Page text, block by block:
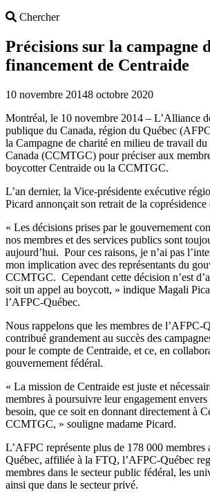
ChercherSearch
Précisions sur la campagne
financement de Centraide
10 novembre 20148 octobre 2020
Montréal, le 10 novembre 2014 – L’Alliance
publique du Canada, région du Québec
la Campagne de charité en milieu de travail
Canada (CCMTGC) pour préciser aux
boycotter Centraide ou la CCMTGC.
L’an dernier, la Vice-présidente exécutive
Picard annonçait son retrait de la
« Les décisions prises par le gouvernement
nos membres et des services publics sont
aujourd’hui. Pour ces raisons, je n’ai pas
mon implication avec des représentants du
CCMTGC. Cependant cette décision n’est
soit un appel au boycott, » indique Magali
l’AFPC-Québec.
Nous rappelons que les membres de l’AFPC-
contribué grandement au succès des
pour le compte de Centraide, et ce, en
gouvernement fédéral.
« La mission de Centraide est juste et
membres à poursuivre leur engagement envers
besoin, que ce soit en donnant directement à
CCMTGC, » souligne madame Picard.
L’AFPC représente plus de 178 000 membres
Québec, affiliée à la FTQ, l’AFPC‑Québec
membres dans le secteur public fédéral, les
ainsi que dans le secteur privé.